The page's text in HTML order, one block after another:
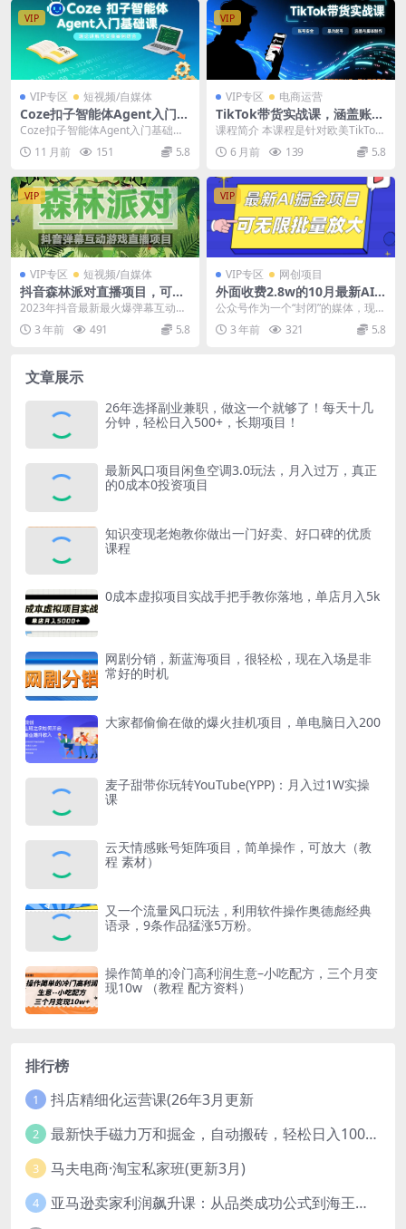
VIP
VIP专区 短视频/自媒体
Coze扣子智能体Agent入门基
础课，理论讲解与实操案例结
合
Coze扣子智能体Agent入门基础
课，理论讲解与实操案例结合 课程
介绍 这门课...
11 月前 151 5.8
VIP
VIP专区 电商运营
TikTok带货实战课，涵盖账号
安全、暴力起号、选品与脚本
制作，实现高效出单，周入数
千美元
课程简介 本课程是针对欧美TikTok
短视频带货的实战课程，提供从零
到出单的全链...
6 月前 139 5.8
VIP
VIP专区 短视频/自媒体
抖音森林派对直播项目，可虚
拟人直播 抖音报白 实时互动
直播【软件 教程】
2023年抖音最新最火爆弹幕互动游
戏–森林派对【软件 开播教程 起
号...3 年前 491 5.8
VIP
VIP专区 网创项目
外面收费2.8w的10月最新AI
掘金项目，单日收益可上千，
批量起号无限放大
公众号作为一个“封闭”的媒体，现在
还有机会吗？ 有！很有！而且腾讯
爸爸给钱挺舍得...
3 年前 321 5.8
文章展示
26年选择副业兼职，做这一个就够了！每天十几
分钟，轻松日入500+，长期项目！
最新风口项目闲鱼空调3.0玩法，月入过万，真正
的0成本0投资项目
知识变现老炮教你做出一门好卖、好口碑的优质
课程
0成本虚拟项目实战手把手教你落地，单店月入5k
网剧分销，新蓝海项目，很轻松，现在入场是非
常好的时机
大家都偷偷在做的爆火挂机项目，单电脑日入200
麦子甜带你玩转YouTube(YPP)：月入过1W实操
课
云天情感账号矩阵项目，简单操作，可放大（教
程 素材）
又一个流量风口玩法，利用软件操作奥德彪经典
语录，9条作品猛涨5万粉。
操作简单的冷门高利润生意–小吃配方，三个月变
现10w （教程 配方资料）
排行榜
1 抖店精细化运营课(26年3月更新
2 最新快手磁力万和掘金，自动搬砖，轻松日入100-200，操作简单
3 马夫电商·淘宝私家班(更新3月)
4
亚马逊卖家利润飙升课：从品类成功公式到海王打法，让每个SKU都成爆款一路飙升(更新26年3月